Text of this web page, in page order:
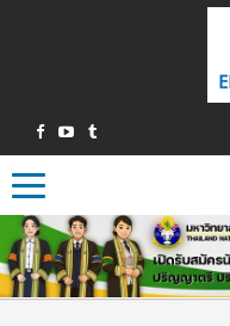
Toggle navigation